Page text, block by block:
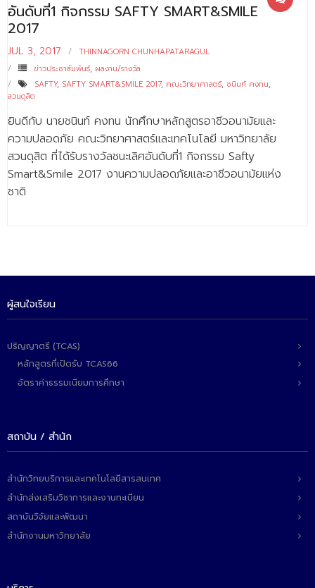
- - วิทยาศาสตร์เครื่องสำอาง
- - อาชีวอนามัยและความปลอดภัย
- - อนามัยสิ่งแวดล้อมและสาธารณภัย
- - วิทยาศาสตร์การแพทย์
- - ความมั่นคงปลอดภัยไซเบอร์
- - อุตสาหกรรมชีวภาพเพื่อธุรกิจ
ศูนย์บริการ
- ศูนย์สิ่งแวดล้อม
- ศูนย์ปัญญาประดิษฐ์เพื่อการศึกษา
ข่าว
- กิจกรรม
อันดับที่1 กิจกรรม SAFTY SMART&SMILE
2017
JUL 3, 2017
THINNAGORN CHUNHAPATARAGUL
ข่าวประชาสัมพันธ์, ผลงาน/รางวัล
SAFTY, SAFTY SMART&SMILE 2017, คณะวิทยาศาสตร์, ชนินท์ คงทน,
สวนดุสิต
ยินดีกับ นายชนินท์ คงทน นักศึกษาหลักสูตรอาชีวอนามัยและ
ความปลอดภัย คณะวิทยาศาสตร์และเทคโนโลยี มหาวิทยาลัย
สวนดุสิต ที่ได้รับรางวัลชนะเลิศอันดับที่1 กิจกรรม Safty
Smart&Smile 2017 งานความปลอดภัยและอาชีวอนามัยแห่ง
ชาติ
ผู้สนใจเรียน
ปริญญาตรี (TCAS)
หลักสูตรที่เปิดรับ TCAS66
อัตราค่าธรรมเนียมการศึกษา
สถาบัน / สำนัก
สำนักวิทยบริการและเทคโนโลยีสารสนเทศ
สำนักส่งเสริมวิชาการและงานทะเบียน
สถาบันวิจัยและพัฒนา
สำนักงานมหาวิทยาลัย